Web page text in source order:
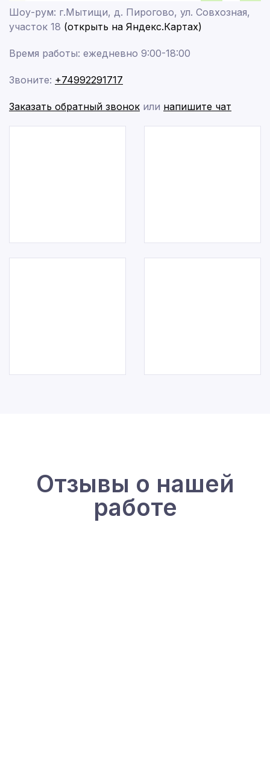
Шоу-рум: г.Мытищи, д. Пирогово, ул. Совхозная,
участок 18 (открыть на Яндекс.Картах)
Время работы: ежедневно 9:00-18:00
Звоните: +74992291717
Заказать обратный звонок или напишите чат
Отзывы о нашей
работе